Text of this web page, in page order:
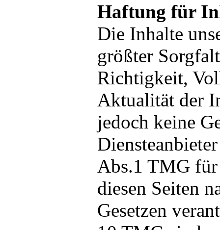
Haftung für
Die Inhalte
größter
Richtigkeit,
Aktualität der
jedoch keine
Abs.1 TMG
diesen Seiten
Gesetzen